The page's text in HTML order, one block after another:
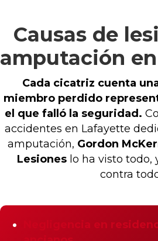
Causas de
amputación
Cada cicatriz cuenta
miembro perdido
el que falló la seguridad.
accidentes en Lafayette
amputación, Gordon
Lesioneslo ha visto todo,
contra
Negligencia en